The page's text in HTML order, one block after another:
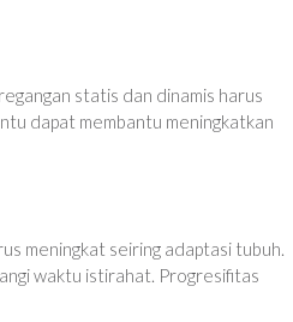
statis dan dinamis harus
dapat membantu meningkatkan
meningkat seiring adaptasi tubuh.
waktu istirahat. Progresifitas